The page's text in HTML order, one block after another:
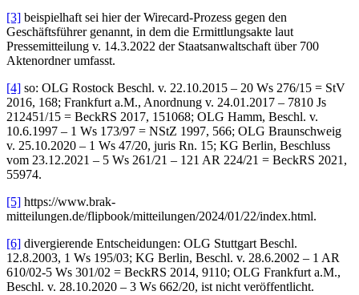
[3] beispielhaft sei hier der Wirecard-Prozess gegen den
Geschäftsführer genannt, in dem die Ermittlungsakte laut
Pressemitteilung v. 14.3.2022 der Staatsanwaltschaft über 700
Aktenordner umfasst.
[4] so: OLG Rostock Beschl. v. 22.10.2015 – 20 Ws 276/15 = StV
2016, 168; Frankfurt a.M., Anordnung v. 24.01.2017 – 7810 Js
212451/15 = BeckRS 2017, 151068; OLG Hamm, Beschl. v.
10.6.1997 – 1 Ws 173/97 = NStZ 1997, 566; OLG Braunschweig
v. 25.10.2020 – 1 Ws 47/20, juris Rn. 15; KG Berlin, Beschluss
vom 23.12.2021 – 5 Ws 261/21 – 121 AR 224/21 = BeckRS 2021,
55974.
[5] https://www.brak-
mitteilungen.de/flipbook/mitteilungen/2024/01/22/index.html.
[6] divergierende Entscheidungen: OLG Stuttgart Beschl.
12.8.2003, 1 Ws 195/03; KG Berlin, Beschl. v. 28.6.2002 – 1 AR
610/02-5 Ws 301/02 = BeckRS 2014, 9110; OLG Frankfurt a.M.,
Beschl. v. 28.10.2020 – 3 Ws 662/20, ist nicht veröffentlicht.